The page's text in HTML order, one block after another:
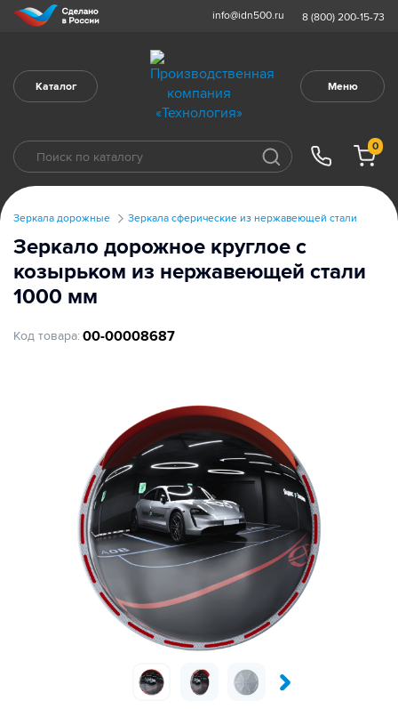
info@idn500.ru 8 (800) 200-15-73
Каталог Меню
0
Зеркала дорожные Зеркала сферические из нержавеющей стали
Зеркало дорожное круглое с
козырьком из нержавеющей стали
1000 мм
Код товара: 00-00008687